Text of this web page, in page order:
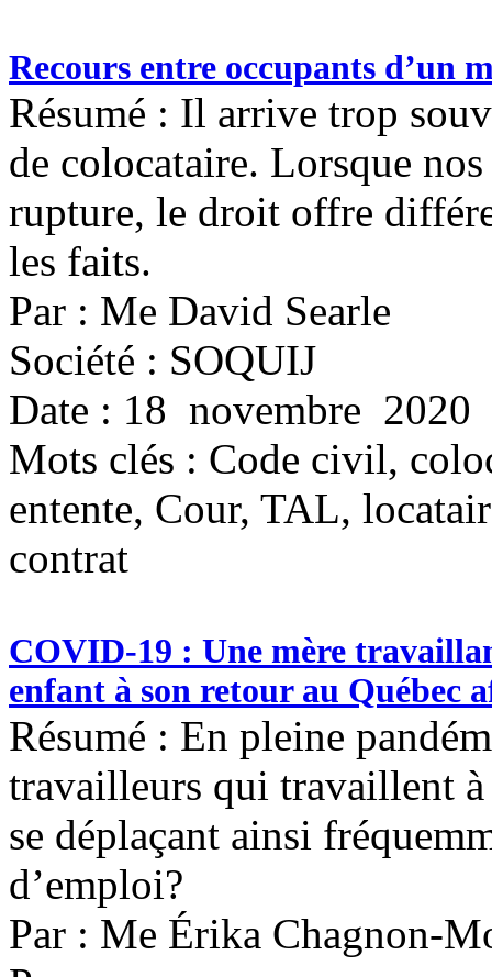
Recours entre occupants d’un
Résumé : Il arrive trop
de colocataire. Lorsque
rupture, le droit offre
les faits.
Par : Me David Searle
Société : SOQUIJ
Date : 18 novembre 2020
Mots clés : Code civil,
entente, Cour, TAL,
contrat
COVID-19 : Une mère
enfant à son retour au Québec
Résumé : En pleine
travailleurs qui travaillent à
se déplaçant ainsi
d’emploi?
Par : Me Érika Chagnon-